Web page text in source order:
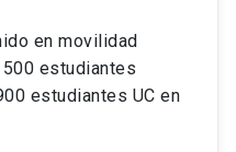
en movilidad
estudiantes
estudiantes UC en